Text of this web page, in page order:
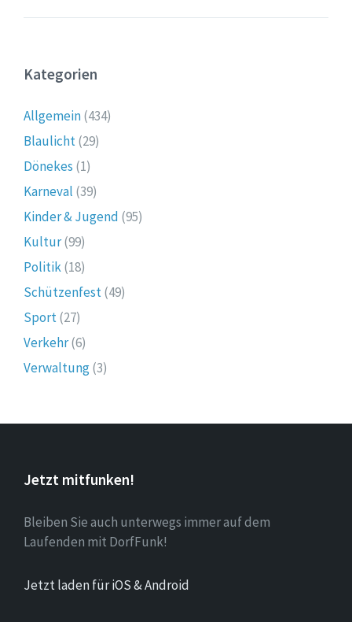
Kategorien
Allgemein(434)
Blaulicht(29)
Dönekes (1)
Karneval (39)
Kinder & Jugend (95)
Kultur(99)
Politik(18)
Schützenfest(49)
Sport(27)
Verkehr(6)
Verwaltung(3)
Jetzt mitfunken!
Bleiben Sie auch unterwegs immer auf dem
Laufenden mit DorfFunk!
Jetzt laden für iOS & Android